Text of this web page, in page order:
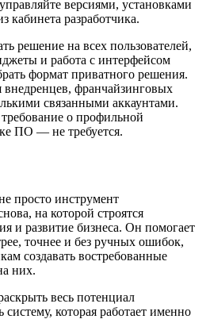
версиями, установками
кабинета разработчика.
решение на всех пользователей,
и работа с интерфейсом
формат приватного решения.
франчайзинговых
связанными аккаунтами.
о профильной
ПО — не требуется.
просто инструмент
на которой строятся
и развитие бизнеса. Он помогает
точнее и без ручных ошибок,
создавать востребованные
них.
весь потенциал
которая работает именно